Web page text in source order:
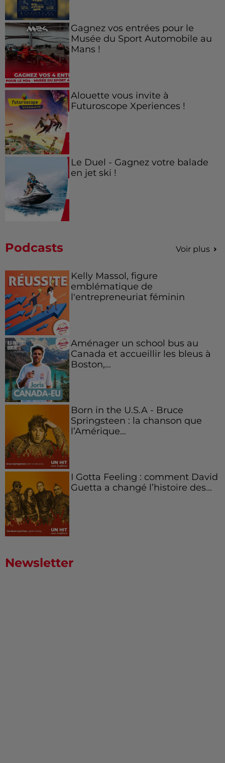
Gagnez vos entrées pour le
Musée du Sport Automobile au
Mans !
Alouette vous invite à
Futuroscope Xperiences !
Le Duel - Gagnez votre balade
en jet ski !
Podcasts Voir plus
Kelly Massol, figure
emblématique de
l'entrepreneuriat féminin
Aménager un school bus au
Canada et accueillir les bleus à
Boston,...
Born in the U.S.A - Bruce
Springsteen : la chanson que
l’Amérique...
I Gotta Feeling : comment David
Guetta a changé l’histoire des...
Newsletter